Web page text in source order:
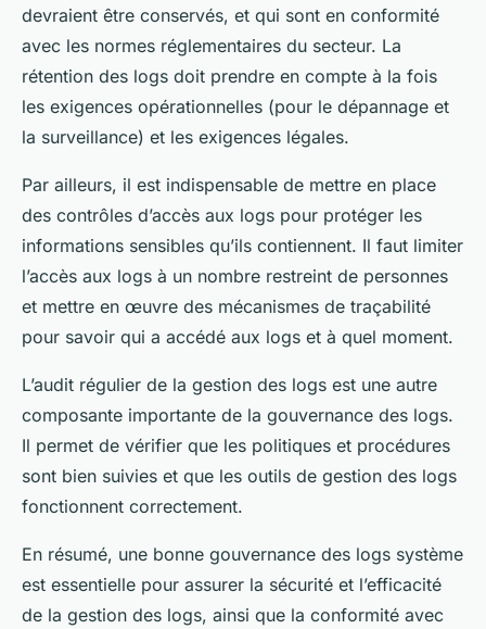
devraient être conservés, et qui sont en conformité
avec les normes réglementaires du secteur. La
rétention des logs doit prendre en compte à la fois
les exigences opérationnelles (pour le dépannage et
la surveillance) et les exigences légales.
Par ailleurs, il est indispensable de mettre en place
des contrôles d’accès aux logs pour protéger les
informations sensibles qu’ils contiennent. Il faut limiter
l’accès aux logs à un nombre restreint de personnes
et mettre en œuvre des mécanismes de traçabilité
pour savoir qui a accédé aux logs et à quel moment.
L’audit régulier de la gestion des logs est une autre
composante importante de la gouvernance des logs.
Il permet de vérifier que les politiques et procédures
sont bien suivies et que les outils de gestion des logs
fonctionnent correctement.
En résumé, une bonne gouvernance des logs système
est essentielle pour assurer la sécurité et l’efficacité
de la gestion des logs, ainsi que la conformité avec